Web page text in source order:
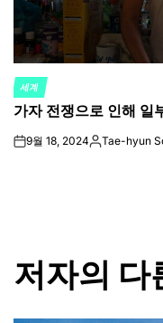
POSTED
IN
세계
가자 전쟁으로 인해 일
on9월 18, 2024Posted
Tae-hyun
저자의 다